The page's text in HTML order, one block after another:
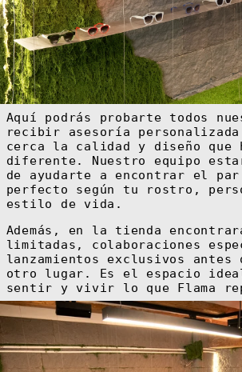
Aquí podrás probarte todos
recibir asesoría personalizada
cerca la calidad y diseño que
diferente. Nuestro equipo
de ayudarte a encontrar el
perfecto según tu rostro,
estilo de vida.
Además, en la tienda
limitadas, colaboraciones
lanzamientos exclusivos antes
otro lugar. Es el espacio
sentir y vivir lo que Flama
Angola (EUR €)
Anguila (XCD $)
Antigua y
Barbuda (XCD $)
Arabia Saudí
(SAR ر.س)
Argelia (DZD
Argentina (EUR
€)
Armenia (AMD
Aruba (AWG ƒ)
Australia (AUD
$)
Austria (EUR €)
Azerbaiyán (AZN
₼)
Bahamas (BSD $)
Bangladés (BDT
Barbados (BBD
$)